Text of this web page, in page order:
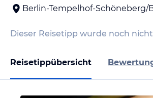
Berlin-Tempelhof-Schöneberg/
Dieser Reisetipp wurde noch
Reisetippübersicht